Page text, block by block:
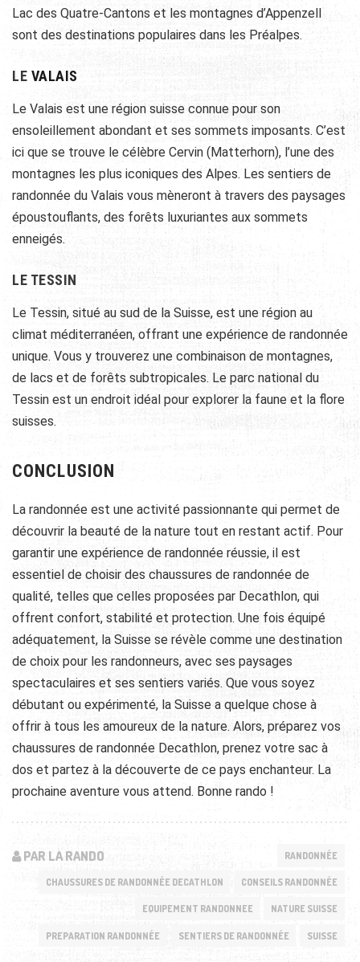
Lac des Quatre-Cantons et les montagnes d’Appenzell
sont des destinations populaires dans les Préalpes.
LE VALAIS
Le Valais est une région suisse connue pour son
ensoleillement abondant et ses sommets imposants. C’est
ici que se trouve le célèbre Cervin (Matterhorn), l’une des
montagnes les plus iconiques des Alpes. Les sentiers de
randonnée du Valais vous mèneront à travers des paysages
époustouflants, des forêts luxuriantes aux sommets
enneigés.
LE TESSIN
Le Tessin, situé au sud de la Suisse, est une région au
climat méditerranéen, offrant une expérience de randonnée
unique. Vous y trouverez une combinaison de montagnes,
de lacs et de forêts subtropicales. Le parc national du
Tessin est un endroit idéal pour explorer la faune et la flore
suisses.
CONCLUSION
La randonnée est une activité passionnante qui permet de
découvrir la beauté de la nature tout en restant actif. Pour
garantir une expérience de randonnée réussie, il est
essentiel de choisir des chaussures de randonnée de
qualité, telles que celles proposées par Decathlon, qui
offrent confort, stabilité et protection. Une fois équipé
adéquatement, la Suisse se révèle comme une destination
de choix pour les randonneurs, avec ses paysages
spectaculaires et ses sentiers variés. Que vous soyez
débutant ou expérimenté, la Suisse a quelque chose à
offrir à tous les amoureux de la nature. Alors, préparez vos
chaussures de randonnée Decathlon, prenez votre sac à
dos et partez à la découverte de ce pays enchanteur. La
prochaine aventure vous attend. Bonne rando !
PAR LA RANDO RANDONNÉE
CHAUSSURES DE RANDONNÉE DECATHLON CONSEILS RANDONNÉE
EQUIPEMENT RANDONNEE NATURE SUISSE
PREPARATION RANDONNÉE SENTIERS DE RANDONNÉE SUISSE